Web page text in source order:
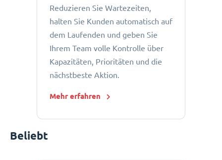
Reduzieren Sie Wartezeiten,
halten Sie Kunden automatisch auf
dem Laufenden und geben Sie
Ihrem Team volle Kontrolle über
Kapazitäten, Prioritäten und die
nächstbeste Aktion.
Mehr erfahren
Beliebt